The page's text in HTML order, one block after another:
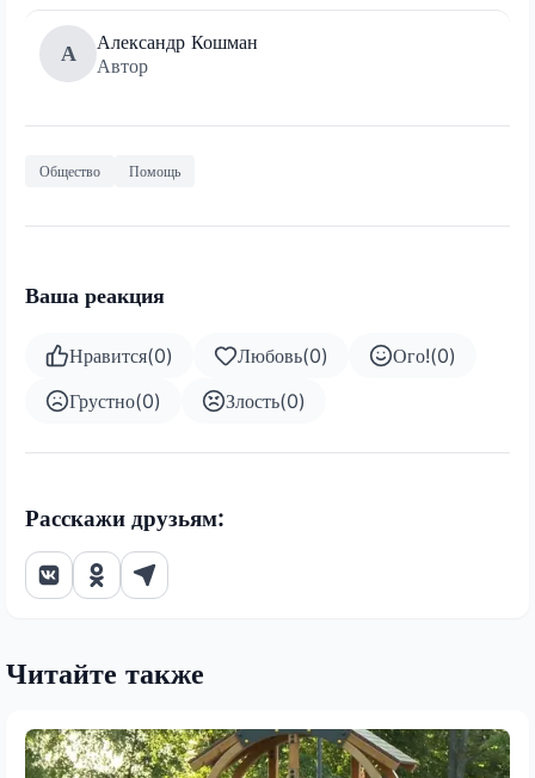
А
Александр Кошман
Автор
Общество Помощь
Ваша реакция
Нравится(0) Любовь(0) Ого!(0)
Грустно(0) Злость(0)
Расскажи друзьям:
Читайте также